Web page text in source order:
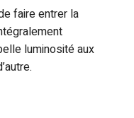
faire entrer la
luminosité aux